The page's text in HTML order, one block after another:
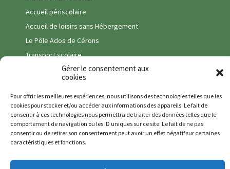
Gérer le consentement aux
cookies
Pour offrir les meilleures expériences, nous utilisons des technologies telles que les
cookies pour stocker et/ou accéder aux informations des appareils. Le fait de
consentir à ces technologies nous permettra de traiter des données telles que le
comportement de navigation ou les ID uniques sur ce site. Le fait de ne pas
consentir ou de retirer son consentement peut avoir un effet négatif sur certaines
caractéristiques et fonctions.
Accueil périscolaire
Accueil de loisirs sans Hébergement
Le Pôle Ados de Cérons
Transport scolaire
Commerces
Pôle santé
Entreprises & Artisans
Services
Viticulture